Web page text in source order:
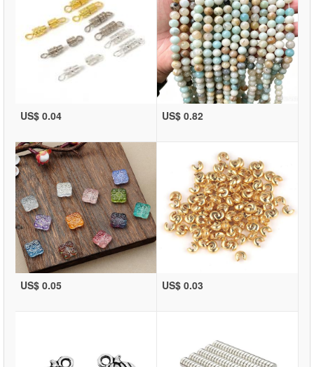
US$ 0.04 US$ 0.82
US$ 0.05 US$ 0.03